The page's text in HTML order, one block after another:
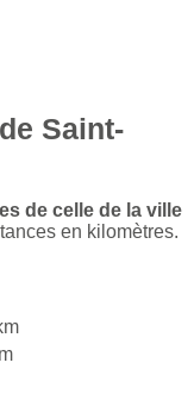
Saint-
de celle de la ville
en kilomètres.